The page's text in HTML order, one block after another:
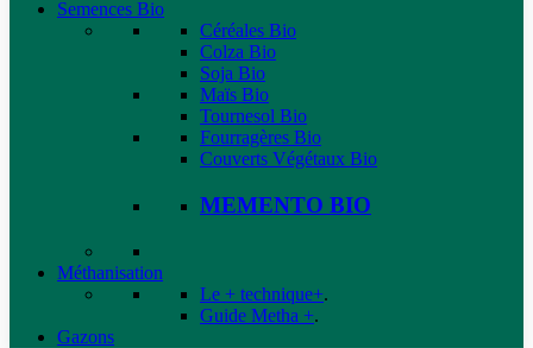
Semences Bio
Céréales Bio
Colza Bio
Soja Bio
Maïs Bio
Tournesol Bio
Fourragères Bio
Couverts Végétaux Bio
MEMENTO BIO
Méthanisation
Le + technique+.
Guide Metha +.
Gazons